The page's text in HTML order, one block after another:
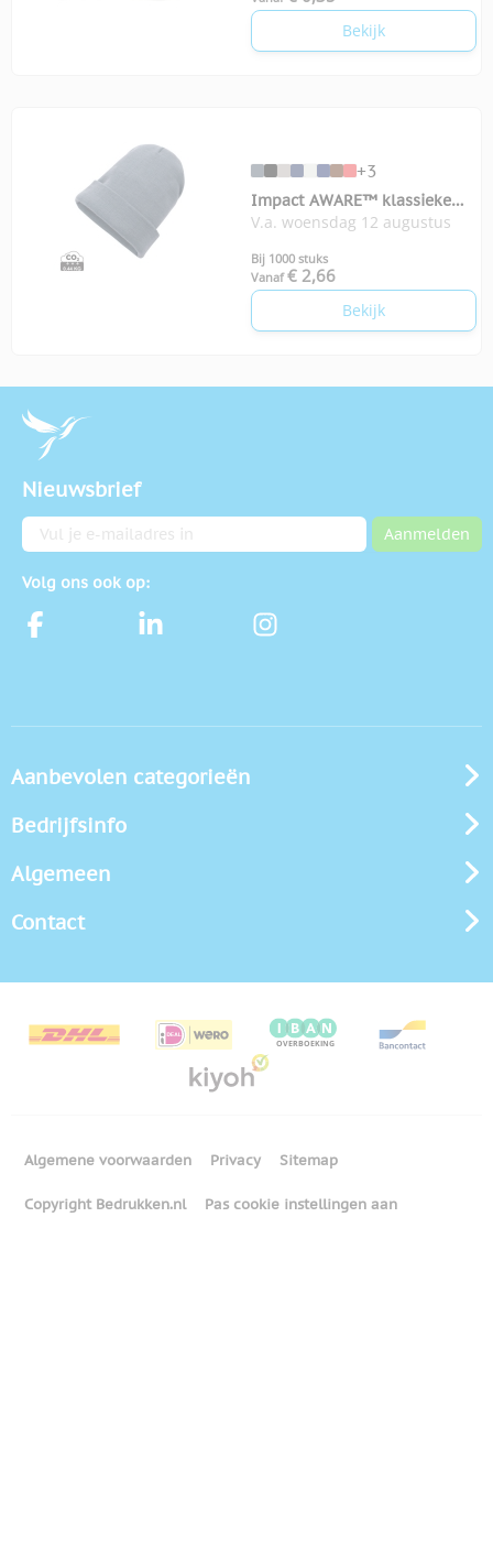
Bekijk
+3
Impact AWARE™ klassieke
omslagbeanie
V.a. woensdag 12 augustus
Bij 1000 stuks
Vanaf € 2,66
Bekijk
Nieuwsbrief
E-mailadres Aanmelden
Volg ons ook op:
Aanbevolen categorieën
Bedrijfsinfo
Algemeen
Contact
Algemene voorwaarden Privacy Sitemap
Copyright Bedrukken.nl Pas cookie instellingen aan